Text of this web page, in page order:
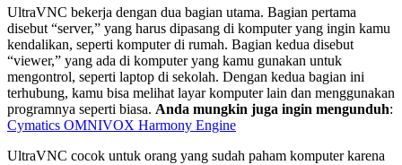
UltraVNC bekerja dengan dua bagian utama. Bagian pertama
disebut “server,” yang harus dipasang di komputer yang ingin kamu
kendalikan, seperti komputer di rumah. Bagian kedua disebut
“viewer,” yang ada di komputer yang kamu gunakan untuk
mengontrol, seperti laptop di sekolah. Dengan kedua bagian ini
terhubung, kamu bisa melihat layar komputer lain dan menggunakan
programnya seperti biasa. Anda mungkin juga ingin mengunduh:
Cymatics OMNIVOX Harmony Engine
UltraVNC cocok untuk orang yang sudah paham komputer karena